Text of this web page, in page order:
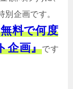
企画です。
料で何度
企画』です